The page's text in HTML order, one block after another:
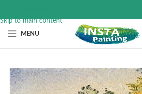
Skip to main content
MENU